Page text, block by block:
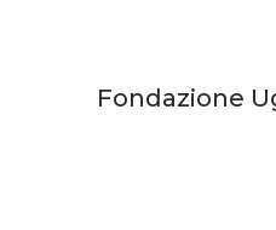
Fondazione